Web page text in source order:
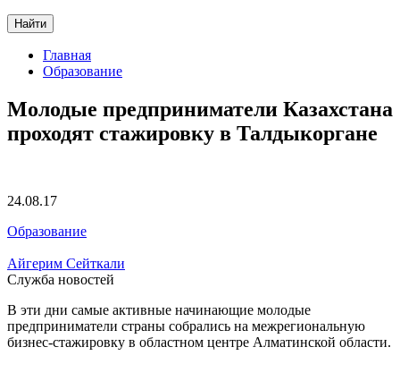
Найти
Главная
Образование
Молодые предприниматели Казахстана
проходят стажировку в Талдыкоргане
24.08.17
Образование
Айгерим Сейткали
Служба новостей
В эти дни самые активные начинающие молодые
предприниматели страны собрались на межрегиональную
бизнес-стажировку в областном центре Алматинской области.